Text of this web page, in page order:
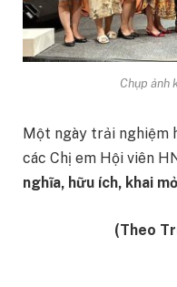
Chụp ảnh
Một ngày trải nghiệm
các Chị em Hội viên
nghĩa, hữu ích, khai
(Theo